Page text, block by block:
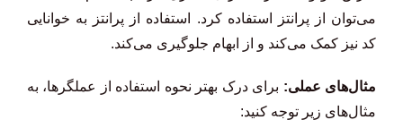
می‌توان از پرانتز استفاده کرد. استفاده از پرانتز به خوانایی
کد نیز کمک می‌کند و از ابهام جلوگیری می‌کند.
مثال‌های عملی: برای درک بهتر نحوه استفاده از عملگرها، به
مثال‌های زیر توجه کنید: